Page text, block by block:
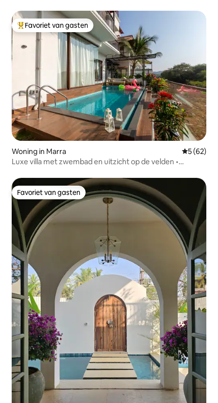
Topfavoriet van gasten
Favoriet van gasten
Woning in Marra
5 (62)
Luxe villa met zwembad en uitzicht op de velden •
Favoriet van gasten
Favoriet van gasten